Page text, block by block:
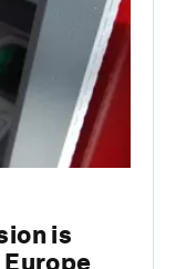
is